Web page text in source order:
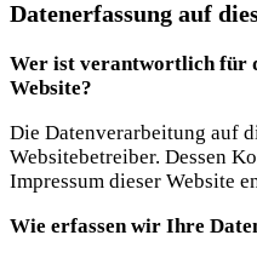
Datenerfassung auf
Wer ist verantwortlich für
Website?
Die Datenverarbeitung auf
Websitebetreiber. Dessen
Impressum dieser Website
Wie erfassen wir Ihre